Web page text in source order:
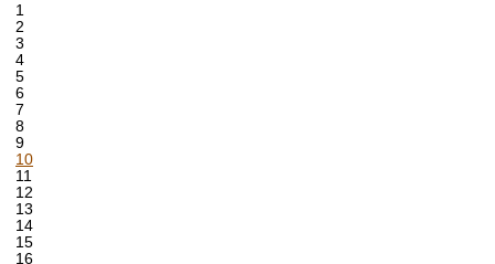
1
2
3
4
5
6
7
8
9
10
11
12
13
14
15
16